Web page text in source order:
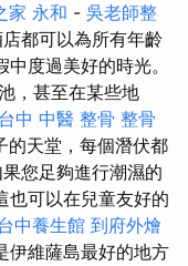
家 永和 - 吳老師整
都可以為所有年齡
度過美好的時光。
，甚至在某些地
台中 中醫 整骨 整骨
的天堂，每個潛伏都
您足夠進行潮濕的
也可以在兒童友好的
中養生館 到府外燴
伊維薩島最好的地方